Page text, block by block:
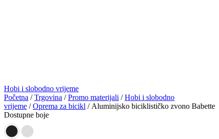
Hobi i slobodno vrijeme
Početna /Trgovina /Promo materijali /Hobi i slobodno
vrijeme /Oprema za bicikl / Aluminijsko biciklističko zvono Babette
Dostupne boje